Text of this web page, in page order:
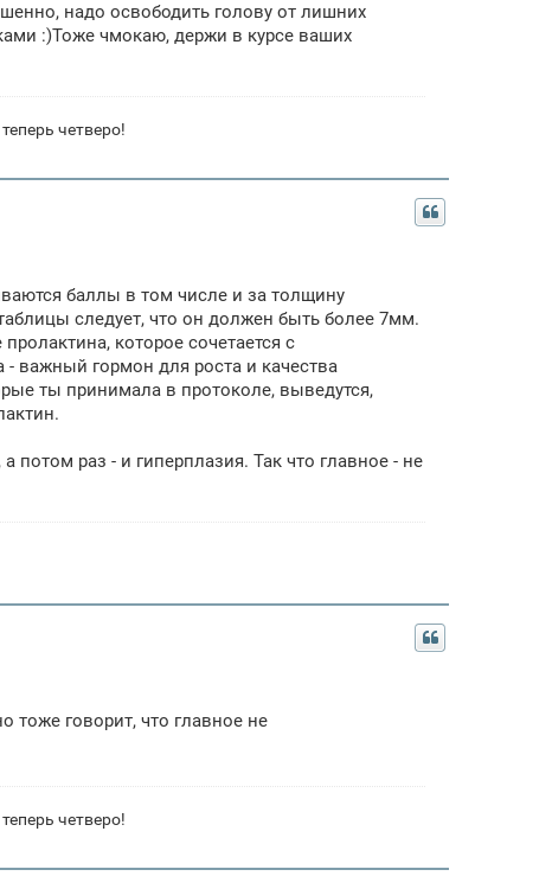
надо освободить голову от лишних
:)Тоже чмокаю, держи в курсе ваших
четверо!
баллы в том числе и за толщину
следует, что он должен быть более 7мм.
которое сочетается с
важный гормон для роста и качества
ты принимала в протоколе, выведутся,
раз - и гиперплазия. Так что главное - не
тоже говорит, что главное не
четверо!